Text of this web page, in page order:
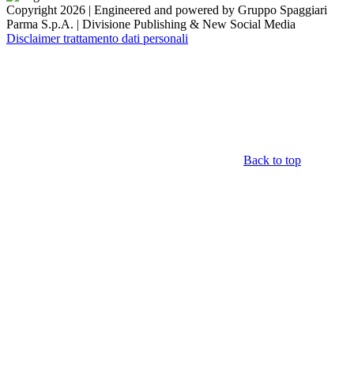
Copyright 2026 | Engineered and powered by Gruppo Spaggiari
Parma S.p.A. | Divisione Publishing & New Social Media
Disclaimer trattamento dati personali
Back to top